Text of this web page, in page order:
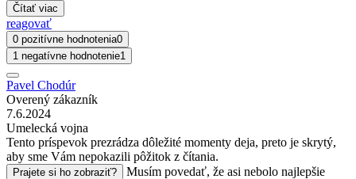
Čítať viac
reagovať
0 pozitívne hodnotenia0
1 negatívne hodnotenie1
Pavel Chodúr
Overený zákazník
7.6.2024
Umelecká vojna
Tento príspevok prezrádza dôležité momenty deja, preto je skrytý,
aby sme Vám nepokazili pôžitok z čítania.
Prajete si ho zobraziť?
Musím povedať, že asi nebolo najlepšie